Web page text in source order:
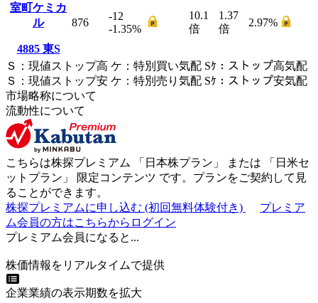
室町ケミカ
ル
4885 東S
876
-12
-1.35%
10.1
倍
1.37
倍
2.97%
Ｓ ： 現値ストップ高 ケ ： 特別買い気配 Sｹ ： ストップ高気配
Ｓ ： 現値ストップ安 ケ ： 特別売 り 気配 Sｹ ： ストップ安気配
市場略称について
流動性について
こちらは株探プレミアム 「 日本株プラン 」 または 「 日米セ
ットプラン 」 限定コンテンツ です。プランをご契約して見
ることができます。
株探プレミアムに申し込む (初回無料体験付き)
プレミア
ム会員の方はこちらからログイン
プレミアム会員になると...
株価情報をリアルタイムで提供
企業業績の表示期数を拡大